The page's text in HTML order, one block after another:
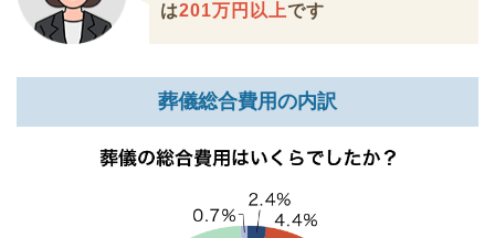
は201万円以上です
葬儀総合費用の内訳